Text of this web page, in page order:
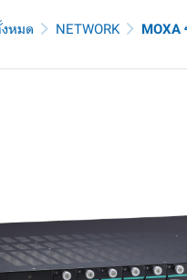
หมด NETWORK MOXA